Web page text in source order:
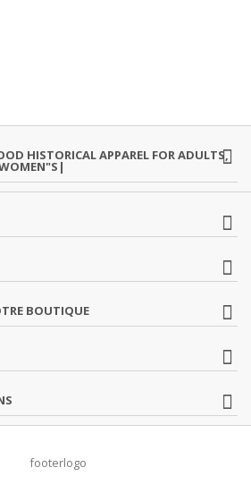
HISTORICAL APPAREL FOR ADULTS,
BOUTIQUE